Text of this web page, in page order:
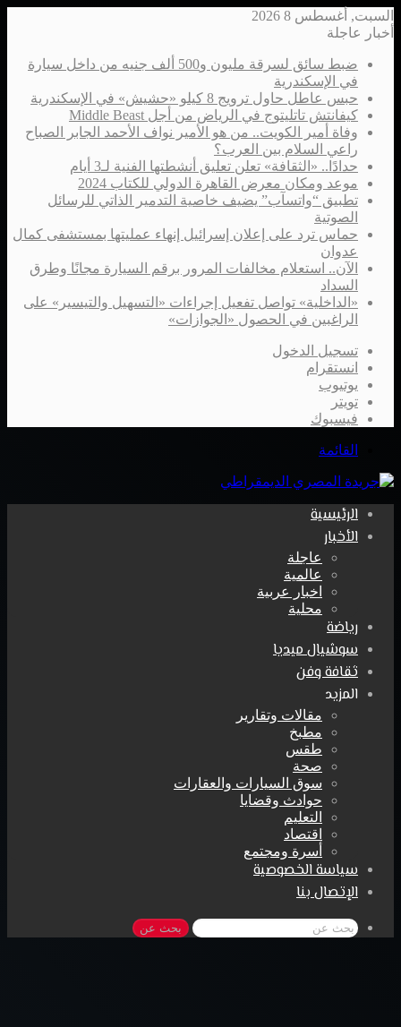
السبت, أغسطس 8 2026
أخبار عاجلة
ضبط سائق لسرقة مليون و500 ألف جنيه من داخل سيارة
في الإسكندرية
حبس عاطل حاول ترويج 8 كيلو «حشيش» في الإسكندرية
كيفانتش تاتليتوج في الرياض من أجل Middle Beast
وفاة أمير الكويت.. من هو الأمير نواف الأحمد الجابر الصباح
راعي السلام بين العرب؟
حدادًا.. «الثقافة» تعلن تعليق أنشطتها الفنية لـ3 أيام
موعد ومكان معرض القاهرة الدولي للكتاب 2024
تطبيق “واتسآب” يضيف خاصية التدمير الذاتي للرسائل
الصوتية
حماس ترد على إعلان إسرائيل إنهاء عمليتها بمستشفى كمال
عدوان
الآن.. استعلام مخالفات المرور برقم السيارة مجانًا وطرق
السداد
«الداخلية» تواصل تفعيل إجراءات «التسهيل والتيسير» على
الراغبين في الحصول «الجوازات»
تسجيل الدخول
انستقرام
يوتيوب
تويتر
فيسبوك
القائمة
الرئيسية
الأخبار
عاجلة
عالمية
اخبار عربية
محلية
رياضة
سوشيال ميديا
ثقافة وفن
المزيد
مقالات وتقارير
مطبخ
طقس
صحة
سوق السيارات والعقارات
حوادث وقضايا
التعليم
اقتصاد
أسرة ومجتمع
سياسة الخصوصية
الإتصال بنا
بحث عن